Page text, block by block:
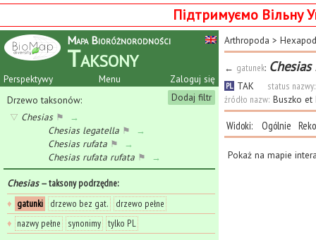
Підтримуємо Вільну
Mapa Bioróżnorodności
Taksony
Perspektywy Zaloguj się
Menu
Dodaj filtr
Drzewo taksonów:
Chesias⚑
→
Chesias legatella ⚑
→
Chesias rufata ⚑
→
Chesias rufata rufata ⚑ →
Chesias— taksony podrzędne:
♦ gatunki drzewo bez gat.
drzewo pełne
♦ nazwy pełne synonimy tylko PL
Arthropoda >
← gatunek:
PL TAK
status nazwy:
źródło nazw: Buszko et
Widoki: Ogólnie
Pokaż na mapie